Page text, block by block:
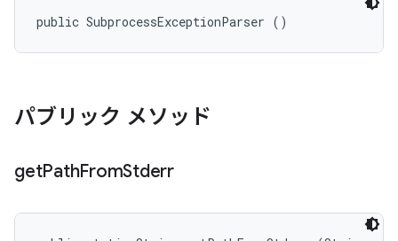
public SubprocessExceptionParser ()
パブリック メソッド
getPathFromStderr